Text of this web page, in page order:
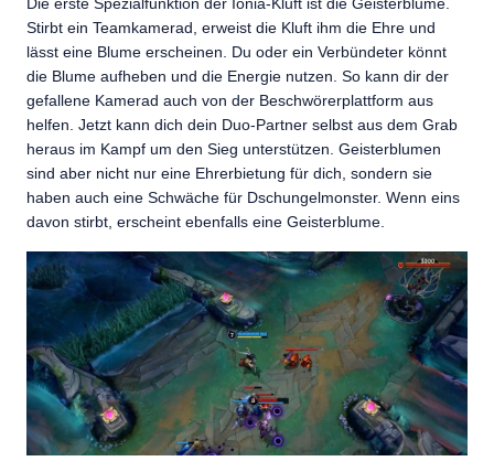
Die erste Spezialfunktion der Ionia-Kluft ist die Geisterblume.
Stirbt ein Teamkamerad, erweist die Kluft ihm die Ehre und
lässt eine Blume erscheinen. Du oder ein Verbündeter könnt
die Blume aufheben und die Energie nutzen. So kann dir der
gefallene Kamerad auch von der Beschwörerplattform aus
helfen. Jetzt kann dich dein Duo-Partner selbst aus dem Grab
heraus im Kampf um den Sieg unterstützen. Geisterblumen
sind aber nicht nur eine Ehrerbietung für dich, sondern sie
haben auch eine Schwäche für Dschungelmonster. Wenn eins
davon stirbt, erscheint ebenfalls eine Geisterblume.